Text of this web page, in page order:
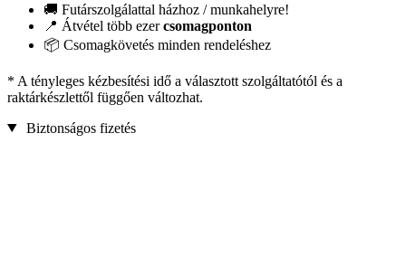
🚚 Futárszolgálattal házhoz / munkahelyre!
📍 Átvétel több ezercsomagponton
📦 Csomagkövetés minden rendeléshez
* A tényleges kézbesítési idő a választott szolgáltatótól és a
raktárkészlettől függően változhat.
Biztonságos fizetés